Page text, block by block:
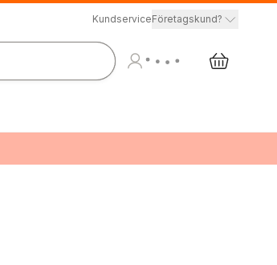
KundserviceFöretagskund?